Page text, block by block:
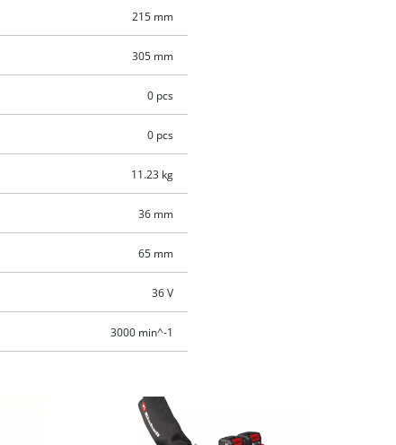
215 mm
305 mm
0 pcs
0 pcs
11.23 kg
36 mm
65 mm
36 V
3000 min^-1